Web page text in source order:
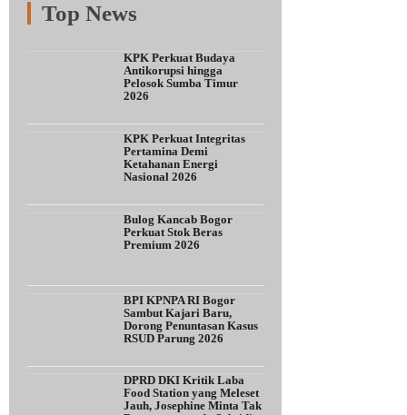
Top News
Fitur Populer
KPK Perkuat Budaya
Antikorupsi hingga
Pelosok Sumba Timur
2026
KPK Perkuat Integritas
Pertamina Demi
Ketahanan Energi
Nasional 2026
Bulog Kancab Bogor
Perkuat Stok Beras
Premium 2026
BPI KPNPA RI Bogor
Sambut Kajari Baru,
Dorong Penuntasan Kasus
RSUD Parung 2026
DPRD DKI Kritik Laba
Food Station yang Meleset
Jauh, Josephine Minta Tak